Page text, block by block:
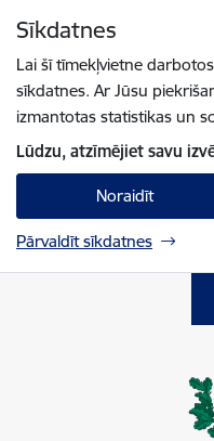
Sīkdatnes
Lai šī tīmekļvietne
sīkdatnes. Ar Jūsu
izmantotas statistikas un
Lūdzu, atzīmējiet savu
Noraidīt
Pārvaldīt sīkdatnes